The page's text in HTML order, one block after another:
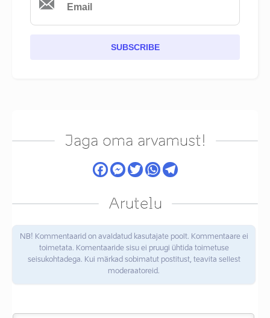
SUBSCRIBE
Jaga oma arvamust!
Arutelu
NB! Kommentaarid on avaldatud kasutajate poolt. Kommentaare ei
toimetata. Komentaaride sisu ei pruugi ühtida toimetuse
seisukohtadega. Kui märkad sobimatut postitust, teavita sellest
moderaatoreid.